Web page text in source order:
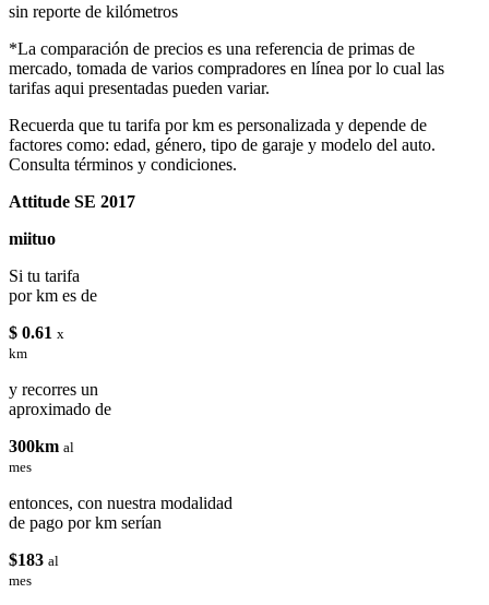
sin reporte de kilómetros
*La comparación de precios es una referencia de primas de
mercado, tomada de varios compradores en línea por lo cual las
tarifas aqui presentadas pueden variar.
Recuerda que tu tarifa por km es personalizada y depende de
factores como: edad, género, tipo de garaje y modelo del auto.
Consulta términos y condiciones.
Attitude SE 2017
miituo
Si tu tarifa
por km es de
$ 0.61 x
km
y recorres un
aproximado de
300km al
mes
entonces, con nuestra modalidad
de pago por km serían
$183 al
mes